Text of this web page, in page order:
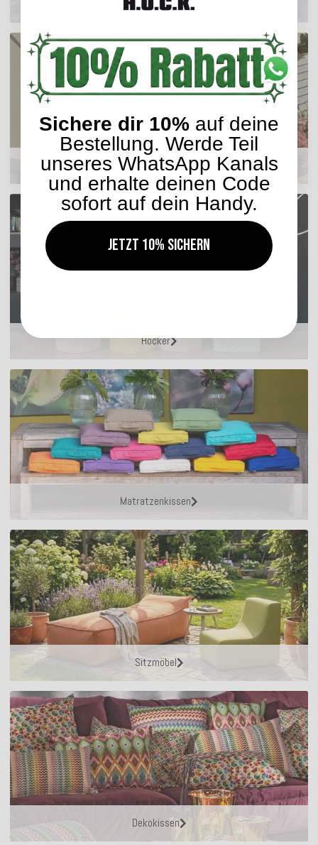
Outdoor Kissen
Sitzkissen
Hocker
Matratzenkissen
Sitzmöbel
Dekokissen
Sichere dir 10% auf deine
Bestellung. Werde Teil
unseres WhatsApp Kanals
und erhalte deinen Code
sofort auf dein Handy.
Jetzt 10% sichern